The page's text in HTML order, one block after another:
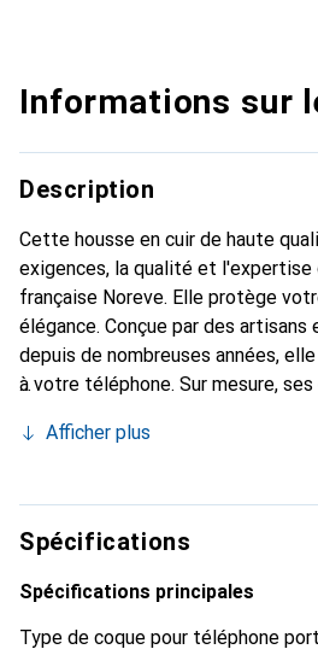
Informations sur
Description
Cette housse en cuir de haute
exigences, la qualité et l'expertise
française Noreve. Elle protège
élégance. Conçue par des
depuis de nombreuses années,
à votre téléphone. Sur mesure,
l'accessoire chic et indispensable
haute qualité, la marque Noreve
clientèle exigeante.
Afficher plus
Spécifications
Spécifications principales
Type de coque pour téléphone